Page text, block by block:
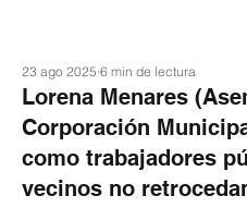
Lorena Menares
Corporación
como trabajadores
vecinos no
23 ago 2025 6 min de lectura